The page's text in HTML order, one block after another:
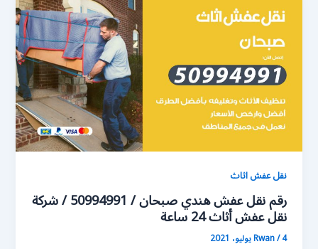
نقل عفش اثاث
رقم نقل عفش هندي صبحان / 50994991 / شركة
نقل عفش أثاث 24 ساعة
Rwan/4 يوليو، 2021